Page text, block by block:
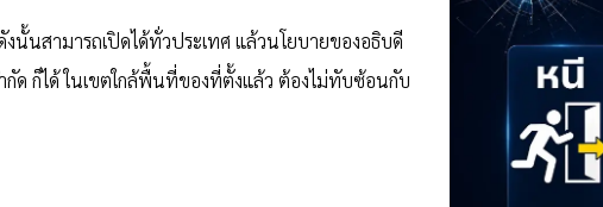
นั้นสามารถเปิดได้ทั่วประเทศ แล้วนโยบายของอธิบดี
ด ก็ได้ ในเขตใกล้พื้นที่ของที่ตั้งแล้ว ต้องไม่ทับซ้อนกับ